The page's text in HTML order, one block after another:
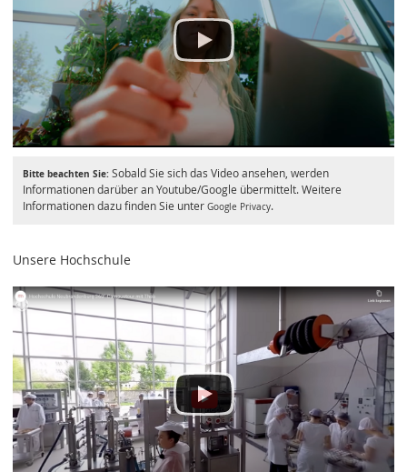
Bitte beachten Sie:Sobald Sie sich das Video ansehen, werden
Informationen darüber an Youtube/Google übermittelt. Weitere
Informationen dazu finden Sie unter Google Privacy.
Unsere Hochschule